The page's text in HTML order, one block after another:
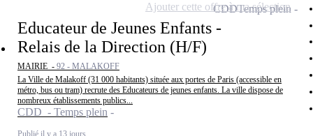
Educateur de Jeunes Enfants -
Relais de la Direction (H/F)
MAIRIE - 92 - MALAKOFF
La Ville de Malakoff (31 000 habitants) située aux portes de Paris (accessible en
métro, bus ou tram) recrute des Educateurs de jeunes enfants. La ville dispose de
nombreux établissements publics...
CDD - Temps plein
Publié il y a 13 jours
CDDTemps plein
Ajouter cette offre à ma sélection